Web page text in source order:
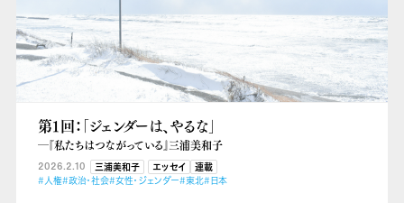
第１回：「ジェンダーは、やるな」
―『私たちはつながっている』三浦美和子
2026.2.10 三浦美和子 エッセイ
連載
#人権#政治・社会#女性・ジェンダー#東北#日本